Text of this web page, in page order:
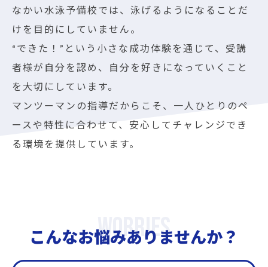
なかい水泳予備校では、泳げるようになることだ
けを目的にしていません。
“できた！”という小さな成功体験を通じて、受講
者様が自分を認め、自分を好きになっていくこと
を大切にしています。
マンツーマンの指導だからこそ、一人ひとりのペ
ースや特性に合わせて、安心してチャレンジでき
る環境を提供しています。
こんなお悩みありませんか？